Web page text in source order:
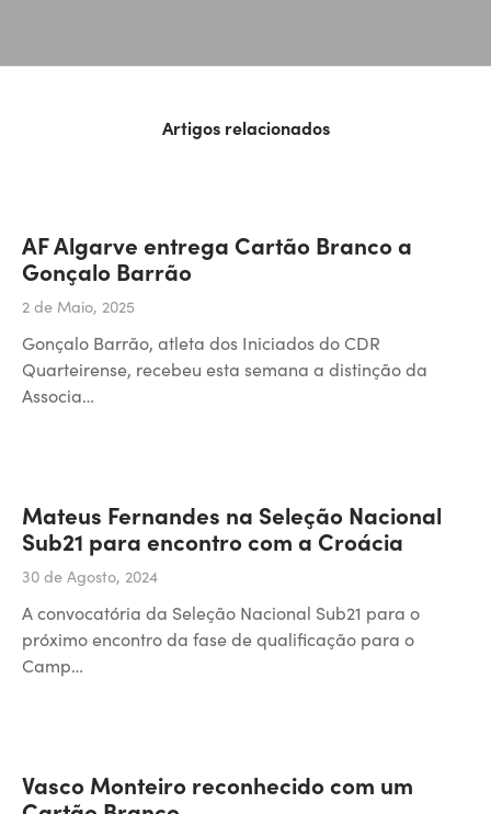
Artigos relacionados
AF Algarve entrega Cartão Branco a
Gonçalo Barrão
2 de Maio, 2025
Gonçalo Barrão, atleta dos Iniciados do CDR
Quarteirense, recebeu esta semana a distinção da
Associa…
Mateus Fernandes na Seleção Nacional
Sub21 para encontro com a Croácia
30 de Agosto, 2024
A convocatória da Seleção Nacional Sub21 para o
próximo encontro da fase de qualificação para o
Camp…
Vasco Monteiro reconhecido com um